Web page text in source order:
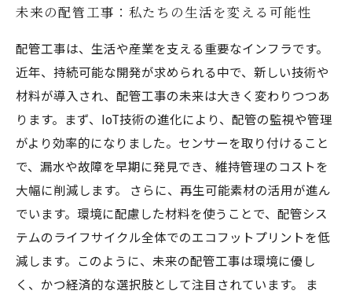
未来の配管工事：私たちの生活を変える可能性
配管工事は、生活や産業を支える重要なインフラです。
近年、持続可能な開発が求められる中で、新しい技術や
材料が導入され、配管工事の未来は大きく変わりつつあ
ります。まず、IoT技術の進化により、配管の監視や管理
がより効率的になりました。センサーを取り付けること
で、漏水や故障を早期に発見でき、維持管理のコストを
大幅に削減します。 さらに、再生可能素材の活用が進ん
でいます。環境に配慮した材料を使うことで、配管シス
テムのライフサイクル全体でのエコフットプリントを低
減します。このように、未来の配管工事は環境に優し
く、かつ経済的な選択肢として注目されています。 ま